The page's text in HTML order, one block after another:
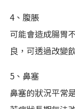
4、腹脹
可能會造成腸胃
良，可透過改變
5、鼻塞
鼻塞的狀況平常